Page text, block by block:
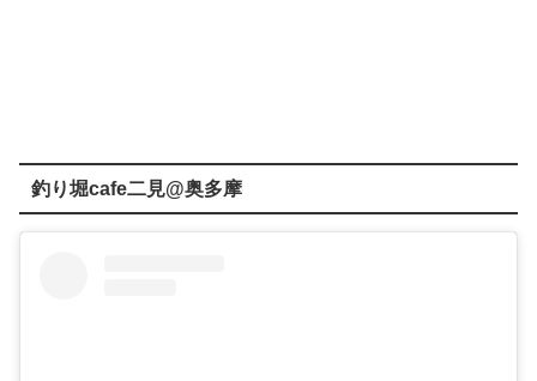
釣り堀cafe二見@奥多摩